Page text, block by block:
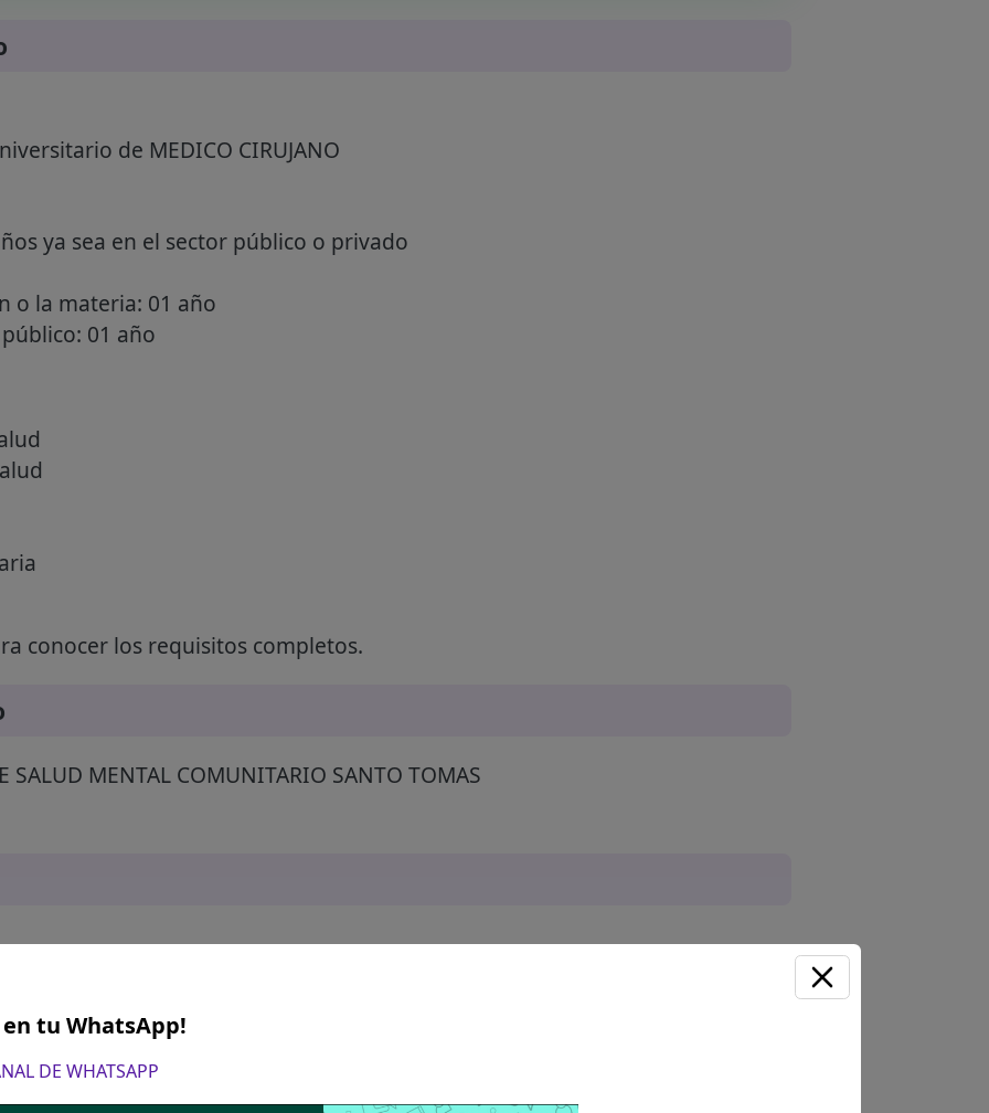
de MEDICO CIRUJANO
ya sea en el sector público o privado
o la materia: 01 año
01 año
conocer los requisitos completos.
SALUD MENTAL COMUNITARIO SANTO TOMAS
en tu WhatsApp!
DE WHATSAPP